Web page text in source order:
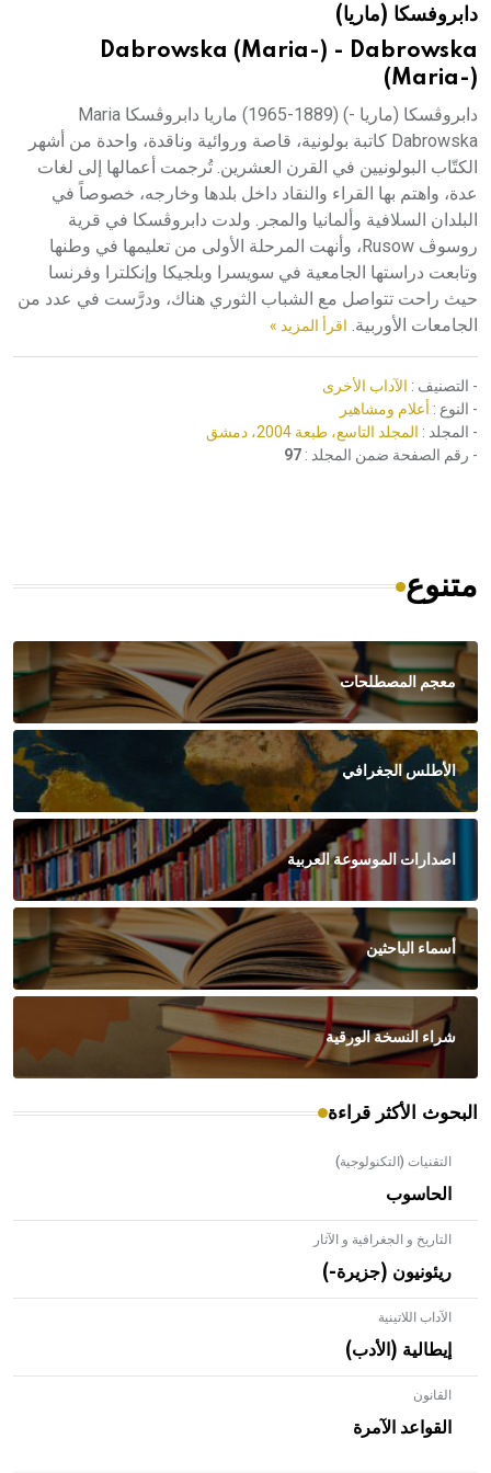
هيئة الموسوعة العربية تطلق موسوعات جديدة في عام 2026دابروفسكا (ماريا)
Dabrowska (Maria-) - Dabrowska
(Maria-)
دابروڤسكا (ماريا -) (1889-1965) ماريا دابروڤسكا Maria
Dabrowska كاتبة بولونية، قاصة وروائية وناقدة، واحدة من أشهر
الكتّاب البولونيين في القرن العشرين. تُرجمت أعمالها إلى لغات
عدة، واهتم بها القراء والنقاد داخل بلدها وخارجه، خصوصاً في
البلدان السلافية وألمانيا والمجر. ولدت دابروڤسكا في قرية
روسوڤ Rusow، وأنهت المرحلة الأولى من تعليمها في وطنها
وتابعت دراستها الجامعية في سويسرا وبلجيكا وإنكلترا وفرنسا
حيث راحت تتواصل مع الشباب الثوري هناك، ودرَّست في عدد من
الجامعات الأوربية. اقرأ المزيد »
- التصنيف : الآداب الأخرى
- النوع : أعلام ومشاهير
- المجلد : المجلد التاسع، طبعة 2004، دمشق
- رقم الصفحة ضمن المجلد : 97
متنوع
معجم المصطلحات
الأطلس الجغرافي
اصدارات الموسوعة العربية
أسماء الباحثين
شراء النسخة الورقية
البحوث الأكثر قراءة
التقنيات (التكنولوجية)
الحاسوب
التاريخ و الجغرافية و الآثار
ريئونيون (جزيرة-)
الآداب اللاتينية
إيطالية (الأدب)
القانون
القواعد الآمرة
- هل تعلم أن الأبلق نوع من الفنون الهندسية التي ارتبطت
بالعمارة الإسلامية في بلاد الشام ومصر خاصة، حيث يحرص
المعمار على بناء مداميكه وخاصة في الواجهات